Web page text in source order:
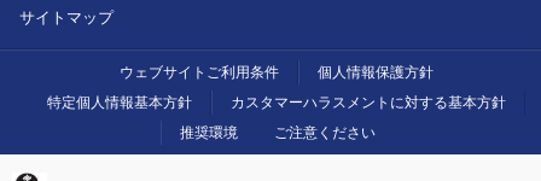
サイトマップ
ウェブサイトご利用条件
個人情報保護方針
特定個人情報基本方針
カスタマーハラスメントに対する基本方針
推奨環境
ご注意ください